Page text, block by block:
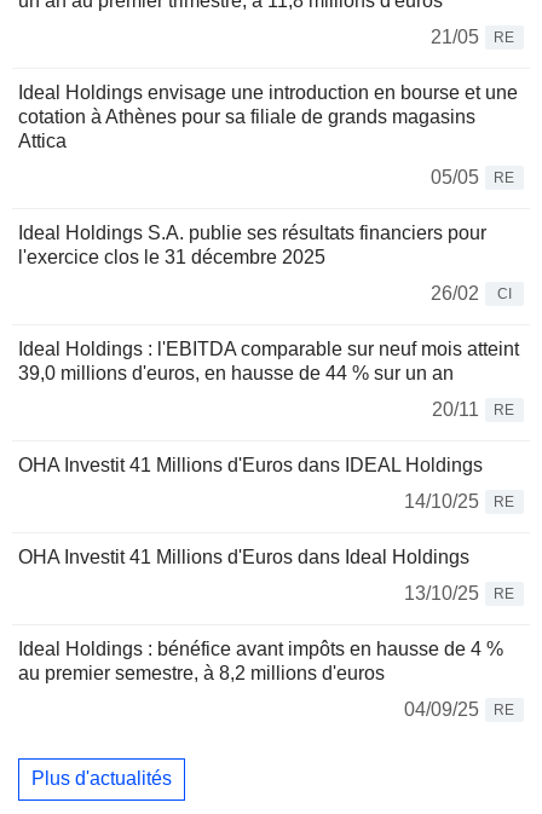
21/05
RE
Ideal Holdings envisage une introduction en bourse et une
cotation à Athènes pour sa filiale de grands magasins
Attica
05/05
RE
Ideal Holdings S.A. publie ses résultats financiers pour
l'exercice clos le 31 décembre 2025
26/02
CI
Ideal Holdings : l'EBITDA comparable sur neuf mois atteint
39,0 millions d'euros, en hausse de 44 % sur un an
20/11
RE
OHA Investit 41 Millions d'Euros dans IDEAL Holdings
14/10/25
RE
OHA Investit 41 Millions d'Euros dans Ideal Holdings
13/10/25
RE
Ideal Holdings : bénéfice avant impôts en hausse de 4 %
au premier semestre, à 8,2 millions d'euros
04/09/25
RE
Plus d'actualités